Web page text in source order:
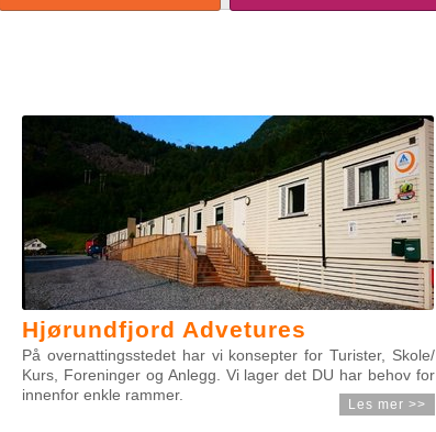
AKTYWNOŚĆ
ACTIVITIES
Hjørundfjord Advetures
På overnattingsstedet har vi konsepter for Turister, Skole/
Kurs, Foreninger og Anlegg. Vi lager det DU har behov for
innenfor enkle rammer.
Les mer